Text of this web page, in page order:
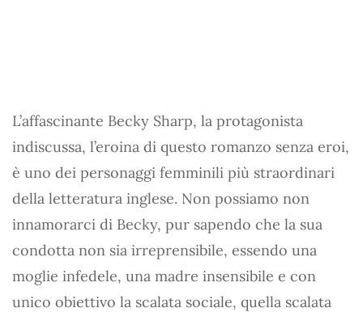
L’affascinante Becky Sharp, la protagonista
indiscussa, l’eroina di questo romanzo senza eroi,
è uno dei personaggi femminili più straordinari
della letteratura inglese. Non possiamo non
innamorarci di Becky, pur sapendo che la sua
condotta non sia irreprensibile, essendo una
moglie infedele, una madre insensibile e con
unico obiettivo la scalata sociale, quella scalata